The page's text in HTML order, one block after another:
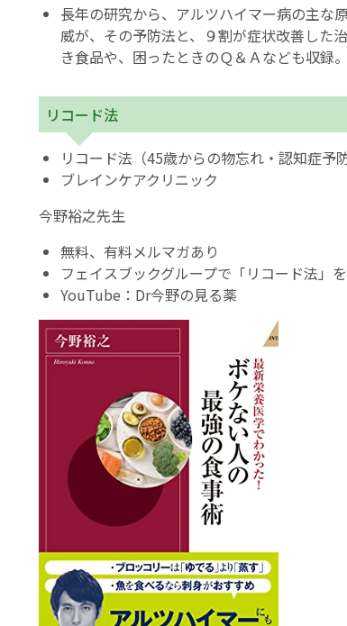
長年の研究から、アルツハイマー病の主な
威が、その予防法と、９割が症状改善した
き食品や、困ったときのＱ＆Ａなども収録。
リコード法
リコード法（45歳からの物忘れ・認知症予防
ブレインケアクリニック
今野裕之先生
無料、有料メルマガあり
フェイスブックグループで「リコード法」
YouTube：Dr今野の見る薬